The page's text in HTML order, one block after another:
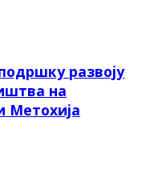
развоју
на
Метохија